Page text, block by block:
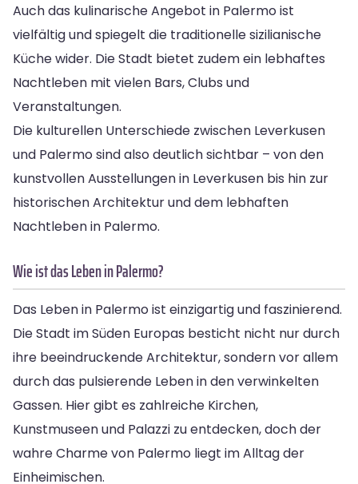
Auch das kulinarische Angebot in Palermo ist
vielfältig und spiegelt die traditionelle sizilianische
Küche wider. Die Stadt bietet zudem ein lebhaftes
Nachtleben mit vielen Bars, Clubs und
Veranstaltungen.
Die kulturellen Unterschiede zwischen Leverkusen
und Palermo sind also deutlich sichtbar – von den
kunstvollen Ausstellungen in Leverkusen bis hin zur
historischen Architektur und dem lebhaften
Nachtleben in Palermo.
Wie ist das Leben in Palermo?
Das Leben in Palermo ist einzigartig und faszinierend.
Die Stadt im Süden Europas besticht nicht nur durch
ihre beeindruckende Architektur, sondern vor allem
durch das pulsierende Leben in den verwinkelten
Gassen. Hier gibt es zahlreiche Kirchen,
Kunstmuseen und Palazzi zu entdecken, doch der
wahre Charme von Palermo liegt im Alltag der
Einheimischen.